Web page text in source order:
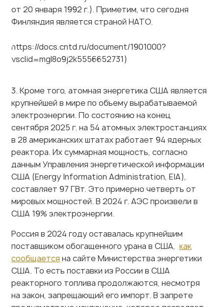
Финляндия является страной НАТО.
https://docs.cntd.ru/document/1901000?
электроэнергии. По состоянию на конец
сентября 2025 г. на 54 атомных электростанциях
в 28 американских штатах работает 94 ядерных
реактора. Их суммарная мощность, согласно
данным Управления энергетической информации
США (Energy Information Administration, EIA),
составляет 97 ГВт. Это примерно четверть от
мировых мощностей. В 2024 г. АЭС произвели в
США 19% электроэнергии.
Россия в 2024 году оставалась крупнейшим
сообщаетсяна сайте Министерства энергетики
США. То есть поставки из России в США
реакторного топлива продолжаются, несмотря
на закон, запрещающий его импорт. В запрете
предусмотрено исключение, которое позволяет
Министерству энергетики США выдавать